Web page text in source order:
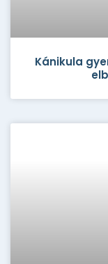
Kánikula